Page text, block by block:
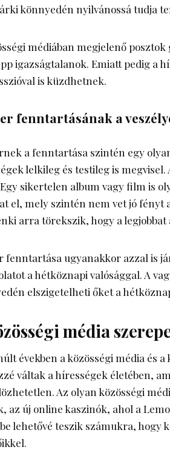
könnyedén nyilvánossá tudja
médiában megjelenő
igazságtalanok. Emiatt pedig a
is küzdhetnek.
fenntartásának a
a fenntartása szintén egy
lelkileg és testileg is
sikertelen album vagy film is
el, mely szintén nem vet jó fényt
arra törekszik, hogy a legjobbat
fenntartása ugyanakkor azzal is
a hétköznapi valósággal. A
elszigetelheti őket a
média
években a közösségi média és
váltak a hírességek életében,
Az olyan közösségi
az új online kaszinók, ahol a
lehetővé teszik számukra, hogy